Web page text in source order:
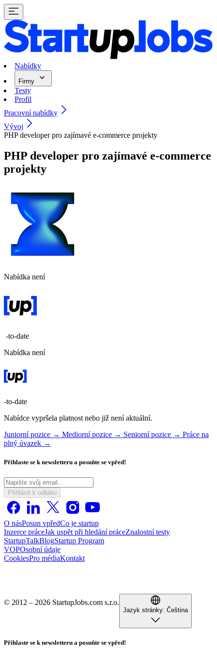
Nabídky
Firmy
Testy
Profil
Pracovní nabídky
Vývoj
PHP developer pro zajímavé e-commerce projekty
PHP developer pro zajímavé e-commerce
projekty
Nabídka není
-to-date
Nabídka není
-to-date
Nabídce vypršela platnost nebo již není aktuální.
Juniorní pozice → Mediorní pozice → Seniorní pozice → Práce na
plný úvazek →
Přihlaste se k newsletteru a posuňte se vpřed!
Přihlásit k odběru
O násPosun vpředCo je startup
Inzerce práceJak uspět při hledání práceZnalostní testy
StartupTalkBlogStartup Program
VOPOsobní údaje
CookiesPro médiaKontakt
© 2012 – 2026 StartupJobs.com s.r.o.
Jazyk stránky: Čeština
Přihlaste se k newsletteru a posuňte se vpřed!